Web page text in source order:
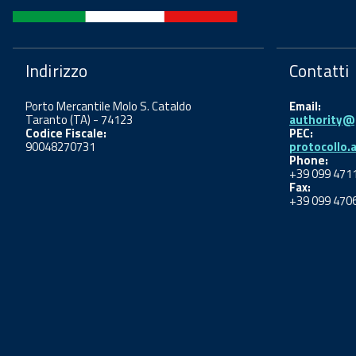
Indirizzo
Porto Mercantile Molo S. Cataldo
Taranto (TA) - 74123
Codice Fiscale:
90048270731
Contatti
Email:
PEC:
Phone:
+39 099
Fax:
+39 099